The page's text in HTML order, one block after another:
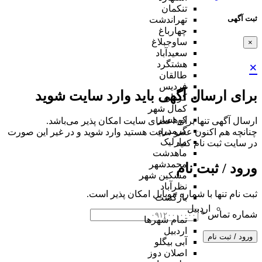
ثبت آگهی
×
×
برای ارسال آگهی باید وارد سایت شوید
ارسال آگهی تنها برای اعضای سایت امکان پذیر می‌باشد.
چنانچه هم‌ اکنون عضو سایت هستید وارد شوید و در غیر این صورت
در سایت ثبت نام کنید
ورود / ثبت نام
ثبت نام تنها با شماره موبایل امکان پذیر است.
شماره تماس*
ورود / ثبت نام
تنکمان
تهراندشت
چهارباغ
ساوجبلاغ
سعیدآباد
هشتگرد
طالقان
فردیس
کردان
کمال شهر
کوهسار
گرمدره
مارلیک
ماهدشت
محمدشهر
مشکین شهر
نظرآباد
بازگشت
اردبیل
تمام شهر‌ها
اردبیل
آبی بیگلو
اصلان دوز